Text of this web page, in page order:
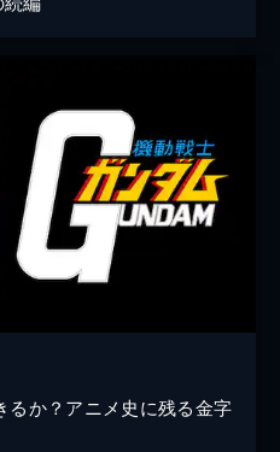
るか？アニメ史に残る金字